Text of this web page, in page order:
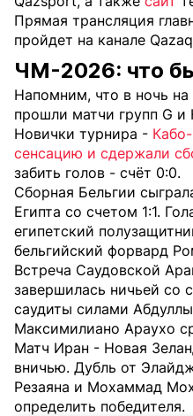
Прямая трансляция
пройдет на канале
ЧМ-2026: что
Напомним, что в ночь
прошли матчи групп G и
Новички турнира -
сенсацию и сдержали
забить голов - счёт 0:0.
Сборная Бельгии
Египта со счетом 1:1.
египетский
бельгийский форвард
Встреча Саудовской
завершилась ничьей со
саудиты силами
Максимилиано Араухо
Матч Иран - Новая
вничью. Дубль от
Резаяна и Мохаммад
определить победителя.